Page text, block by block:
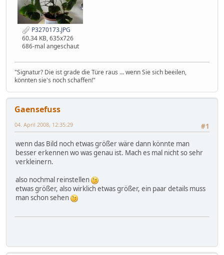
P3270173.JPG
60.34 KB, 635x726
686-mal angeschaut
"Signatur? Die ist grade die Türe raus ... wenn Sie sich beeilen,
könnten sie's noch schaffen!"
Gaensefuss
#1
04. April 2008, 12:35:29
wenn das Bild noch etwas größer wäre dann könnte man
besser erkennen wo was genau ist. Mach es mal nicht so sehr
verkleinern.
also nochmal reinstellen
etwas größer, also wirklich etwas größer, ein paar details muss
man schon sehen